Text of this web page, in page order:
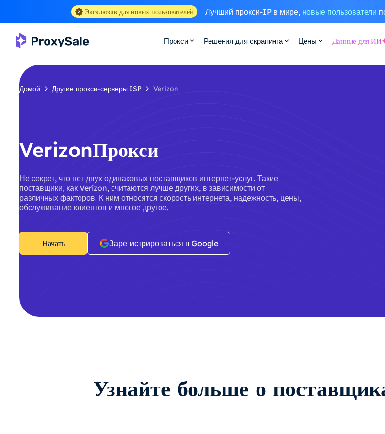
Эксклюзив для новых пользователей Лучший прокси-IP в мире, новые пользователи
Прокси Решения для скрапинга Цены Данные для ИИ
Домой Другие прокси-серверы ISP Verizon
VerizonПрокси
Не секрет, что нет двух одинаковых поставщиков интернет-услуг. Такие
поставщики, как Verizon, считаются лучше других, в зависимости от
различных факторов. К ним относятся скорость интернета, надежность, цены,
обслуживание клиентов и многое другое.
Начать Зарегистрироваться в Google
Узнайте больше о